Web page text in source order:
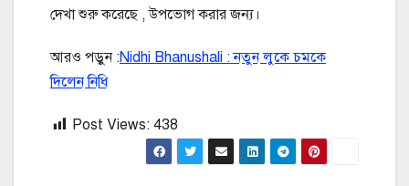
দেখা শুরু করেছে , উপভোগ করার জন্য।
আরও পড়ুন :Nidhi Bhanushali : নতুন লুকে চমকে
দিলেন নিধি
Post Views: 438